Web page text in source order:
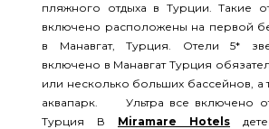
пляжного отдыха в Турции. Такие
включено расположены на первой
в Манавгат, Турция. Отели 5*
включено в Манавгат Турция
или несколько больших бассейнов, а
аквапарк. Ультра все включено
Турция В Miramare Hotels